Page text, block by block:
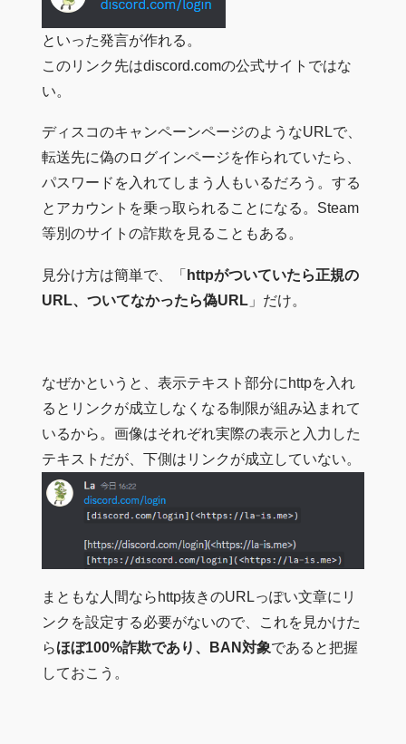
といった発言が作れる。
このリンク先はdiscord.comの公式サイトではな
い。
ディスコのキャンペーンページのようなURLで、
転送先に偽のログインページを作られていたら、
パスワードを入れてしまう人もいるだろう。する
とアカウントを乗っ取られることになる。Steam
等別のサイトの詐欺を見ることもある。
見分け方は簡単で、「 httpがついていたら正規の
URL、ついてなかったら偽URL 」だけ。
なぜかというと、表示テキスト部分にhttpを入れ
るとリンクが成立しなくなる制限が組み込まれて
いるから。画像はそれぞれ実際の表示と入力した
テキストだが、下側はリンクが成立していない。
まともな人間ならhttp抜きのURLっぽい文章にリ
ンクを設定する必要がないので、これを見かけた
らほぼ100%詐欺であり、BAN対象であると把握
しておこう。